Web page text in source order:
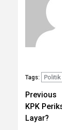
Tags: Politik
Post
Previous
KPK
Layar?